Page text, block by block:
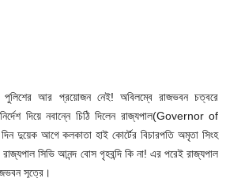
পুলিশের আর প্রয়োজন নেই! অবিলম্বে রাজভবন চত্বরে
দিয়ে নবান্নে চিঠি দিলেন রাজ্যপাল(Governor of
দুয়েক আগে কলকাতা হাই কোর্টের বিচারপতি অমৃতা সিংহ
সিভি আনন্দ বোস গৃহবন্দি কি না! এর পরেই রাজ্যপাল
সূত্রে।